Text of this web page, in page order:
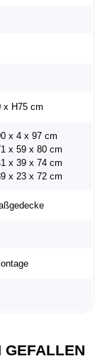
x H75 cm
x 4 x 97 cm
x 59 x 80 cm
x 39 x 74 cm
x 23 x 72 cm
GEFALLEN